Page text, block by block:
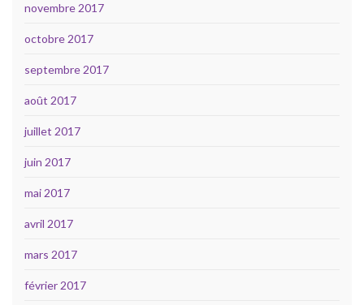
novembre 2017
octobre 2017
septembre 2017
août 2017
juillet 2017
juin 2017
mai 2017
avril 2017
mars 2017
février 2017